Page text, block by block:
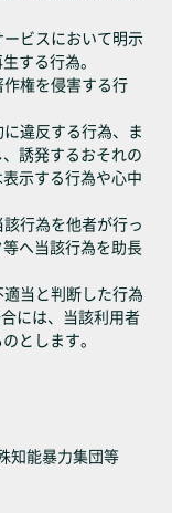
ビスにおいて明示
する行為。
権を侵害する行
違反する行為、ま
誘発するおそれの
示する行為や心中
行為を他者が行っ
へ当該行為を助長
当と判断した行為
には、当該利用者
とします。
知能暴力集団等